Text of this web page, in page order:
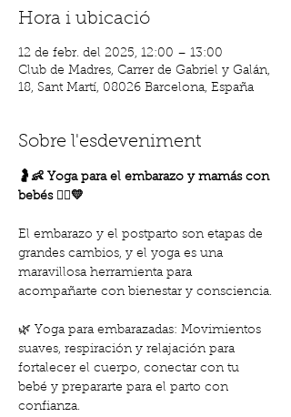
Hora i ubicació
12 de febr. del 2025, 12:00 – 13:00
Club de Madres, Carrer de Gabriel y Galán,
18, Sant Martí, 08026 Barcelona, España
Sobre l'esdeveniment
🤰👶 Yoga para el embarazo y mamás con
bebés 🧘‍♀️💛
El embarazo y el postparto son etapas de
grandes cambios, y el yoga es una
maravillosa herramienta para
acompañarte con bienestar y consciencia.
🌿 Yoga para embarazadas: Movimientos
suaves, respiración y relajación para
fortalecer el cuerpo, conectar con tu
bebé y prepararte para el parto con
confianza.